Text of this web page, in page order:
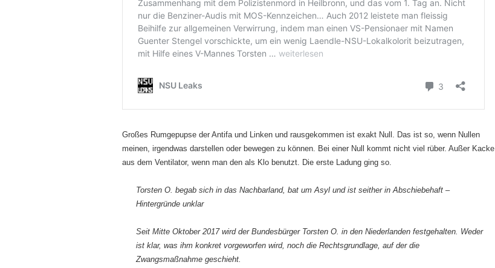
Großes Rumgepupse der Antifa und Linken und rausgekommen ist exakt Null. Das ist so, wenn Nullen
meinen, irgendwas darstellen oder bewegen zu können. Bei einer Null kommt nicht viel rüber. Außer Kacke
aus dem Ventilator, wenn man den als Klo benutzt. Die erste Ladung ging so.
Torsten O. begab sich in das Nachbarland, bat um Asyl und ist seither in Abschiebehaft –
Hintergründe unklar
Seit Mitte Oktober 2017 wird der Bundesbürger Torsten O. in den Niederlanden festgehalten. Weder
ist klar, was ihm konkret vorgeworfen wird, noch die Rechtsgrundlage, auf der die
Zwangsmaßnahme geschieht.